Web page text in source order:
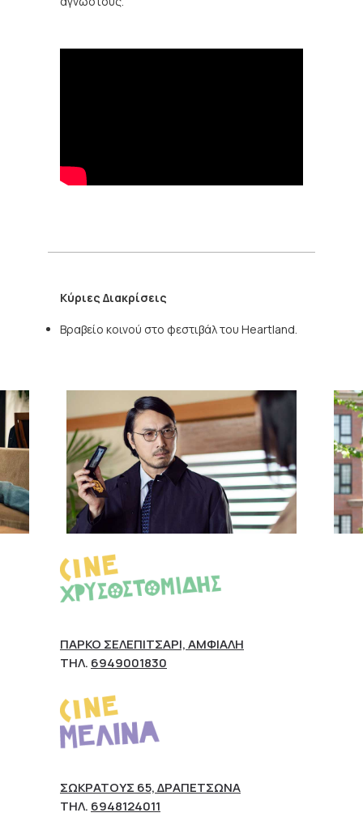
Κύριες Διακρίσεις
Βραβείο κοινού στο φεστιβάλ του Heartland.
ΠΆΡΚΟ ΣΕΛΕΠΊΤΣΑΡΙ, ΑΜΦΙΆΛΗ
ΤΗΛ. 6949001830
ΣΩΚΡΆΤΟΥΣ 65, ΔΡΑΠΕΤΣΏΝΑ
ΤΗΛ. 6948124011